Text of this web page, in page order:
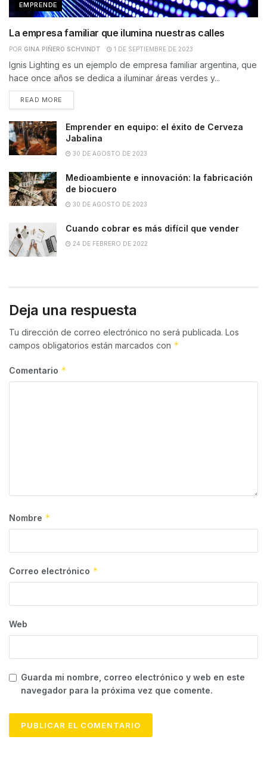
EMPRENDE
La empresa familiar que ilumina nuestras calles
POR GINA PIÑERO SCHVINDT 1 DE SEPTIEMBRE DE 2023
Ignis Lighting es un ejemplo de empresa familiar argentina, que
hace once años se dedica a iluminar áreas verdes y...
READ MORE
Emprender en equipo: el éxito de Cerveza
Jabalina
30 DE AGOSTO DE 2023
Medioambiente e innovación: la fabricación
de biocuero
30 DE AGOSTO DE 2023
Cuando cobrar es más difícil que vender
24 DE FEBRERO DE 2022
Deja una respuesta
Tu dirección de correo electrónico no será publicada. Los
campos obligatorios están marcados con *
Comentario *
Nombre *
Correo electrónico *
Web
Guarda mi nombre, correo electrónico y web en este
navegador para la próxima vez que comente.